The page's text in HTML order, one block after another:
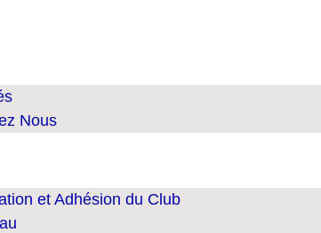
Nous
et Adhésion du Club